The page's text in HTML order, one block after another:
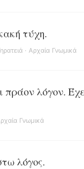
τύχη.
· Αρχαία Γνωμικά
πράον λόγον.
Γνωμικά
λόγος.